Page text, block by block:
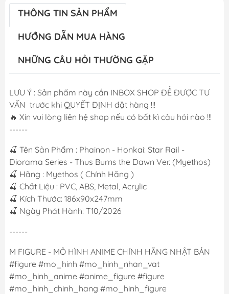
THÔNG TIN SẢN PHẨM
HƯỚNG DẪN MUA HÀNG
NHỮNG CÂU HỎI THƯỜNG GẶP
LƯU Ý : Sản phẩm này cần INBOX SHOP ĐỂ ĐƯỢC TƯ
VẤN trước khi QUYẾT ĐỊNH đặt hàng !!!
🔥 Xin vui lòng liên hệ shop nếu có bất kì câu hỏi nào !!!
------
🍒 Tên Sản Phẩm : Phainon - Honkai: Star Rail -
Diorama Series - Thus Burns the Dawn Ver. (Myethos)
🍒 Hãng : Myethos ( Chính Hãng )
🍒 Chất Liệu : PVC, ABS, Metal, Acrylic
🍒 Kích Thước: 186x90x247mm
🍒 Ngày Phát Hành: T10/2026
------
M FIGURE - MÔ HÌNH ANIME CHÍNH HÃNG NHẬT BẢN
#figure #mo_hinh #mo_hinh_nhan_vat
#mo_hinh_anime #anime_figure #figure
#mo_hinh_chinh_hang #mo_hinh_figure